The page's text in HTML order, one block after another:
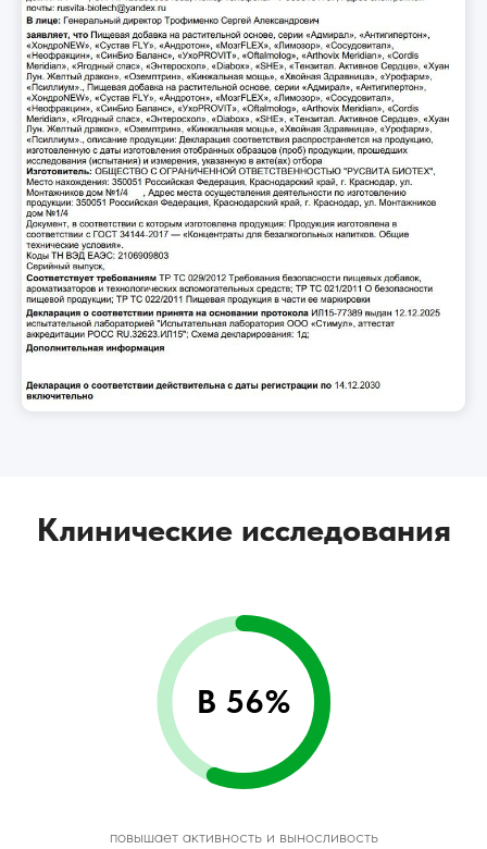
Клинические исследования
В 56%
повышает активность и выносливость